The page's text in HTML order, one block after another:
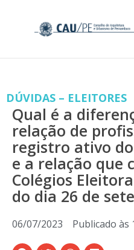
DÚVIDAS – ELEITORES
Qual é a
relação de
registro ativo
e a relação que
Colégios
do dia 26 de
06/07/2023 Publicado às